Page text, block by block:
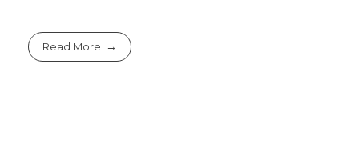
Read More